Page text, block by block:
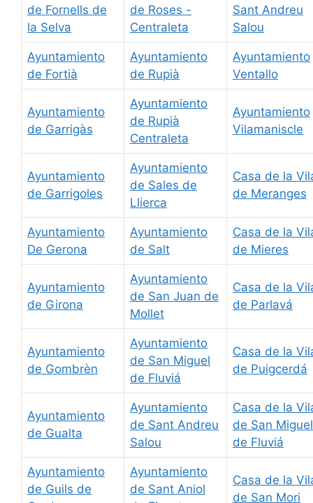
de Fornells de
la Selva
de Roses -
Centraleta
Sant Andreu
Salou
Ayuntamiento
de Fortià
Ayuntamiento
de Rupià
Ayuntamiento
Ventallo
Ayuntamiento
de Garrigàs
Ayuntamiento
de Rupià
Centraleta
Ayuntamiento
Vilamaniscle
Ayuntamiento
de Garrigoles
Ayuntamiento
de Sales de
Llierca
Casa de la
de Meranges
Ayuntamiento
De Gerona
Ayuntamiento
de Salt
Casa de la
de Mieres
Ayuntamiento
de Girona
Ayuntamiento
de San Juan de
Mollet
Casa de la
de Parlavá
Ayuntamiento
de Gombrèn
Ayuntamiento
de San Miguel
de Fluviá
Casa de la
de Puigcerdá
Ayuntamiento
de Gualta
Ayuntamiento
de Sant Andreu
Salou
Casa de la
de San Miguel
de Fluviá
Ayuntamiento
de Guils de
Ayuntamiento
de Sant Aniol
Casa de la
de San Mori